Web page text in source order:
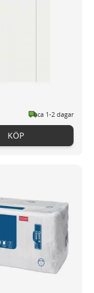
ca 1-2 dagar
KÖP